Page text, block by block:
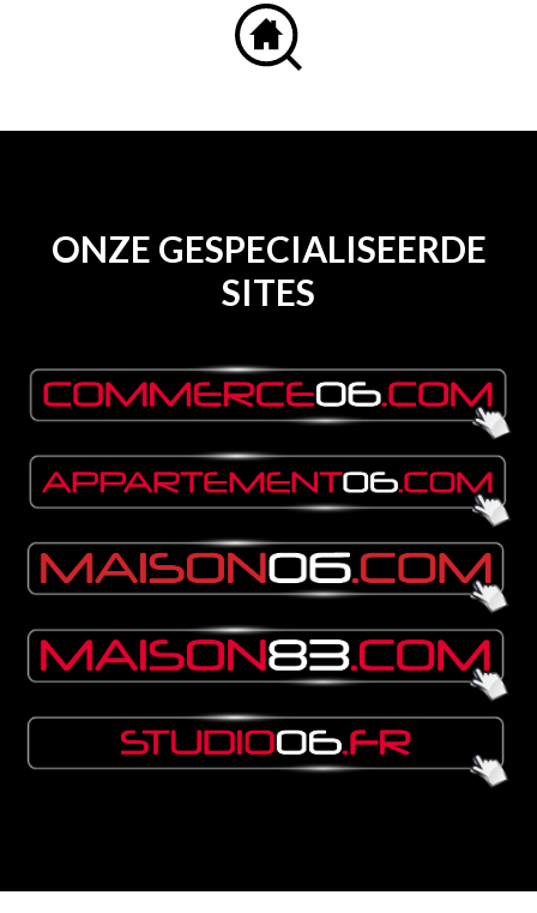
ONZE GESPECIALISEERDE
SITES